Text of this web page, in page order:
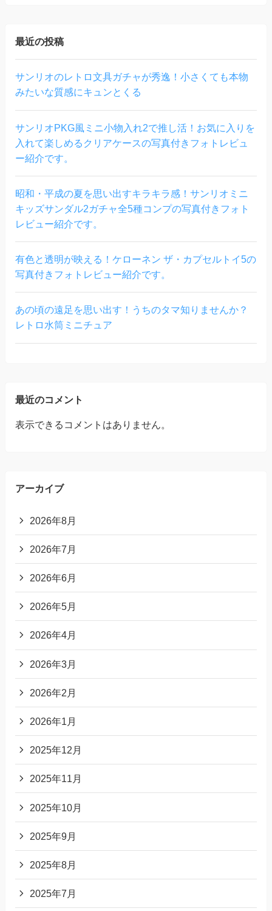
最近の投稿
サンリオのレトロ文具ガチャが秀逸！小さくても本物
みたいな質感にキュンとくる
サンリオPKG風ミニ小物入れ2で推し活！お気に入りを
入れて楽しめるクリアケースの写真付きフォトレビュ
ー紹介です。
昭和・平成の夏を思い出すキラキラ感！サンリオミニ
キッズサンダル2ガチャ全5種コンプの写真付きフォト
レビュー紹介です。
有色と透明が映える！ケローネン ザ・カプセルトイ5の
写真付きフォトレビュー紹介です。
あの頃の遠足を思い出す！うちのタマ知りませんか？
レトロ水筒ミニチュア
最近のコメント
表示できるコメントはありません。
アーカイブ
2026年8月
2026年7月
2026年6月
2026年5月
2026年4月
2026年3月
2026年2月
2026年1月
2025年12月
2025年11月
2025年10月
2025年9月
2025年8月
2025年7月